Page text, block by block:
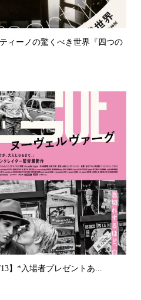
ィーノの驚くべき世界『四つの
】*入場者プレゼントあ...